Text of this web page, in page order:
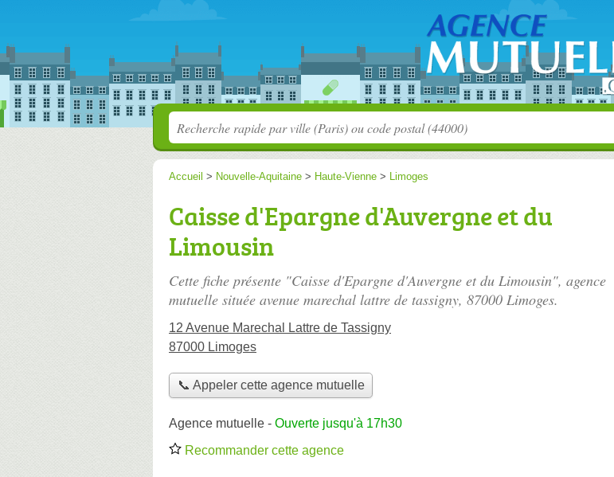
Accueil > Nouvelle-Aquitaine > Haute-Vienne > Limoges
Caisse d'Epargne d'Auvergne et du
Limousin
Cette fiche présente "Caisse d'Epargne d'Auvergne et du Limousin", agence
mutuelle située avenue marechal lattre de tassigny, 87000 Limoges.
12 Avenue Marechal Lattre de Tassigny
87000 Limoges
📞 Appeler cette agence mutuelle
Agence mutuelle - Ouverte jusqu'à 17h30
Recommander cette agence